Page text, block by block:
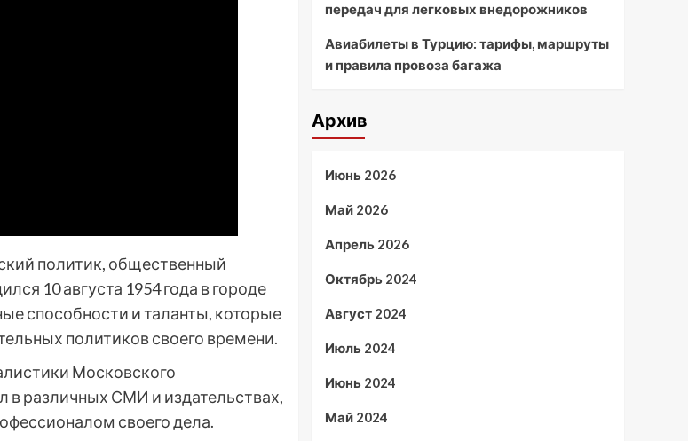
политик, общественный
10 августа 1954 года в городе
способности и таланты, которые
политиков своего времени.
Московского
в различных СМИ и издательствах,
своего дела.
передач для легковых внедорожников
Авиабилеты в Турцию: тарифы, маршруты
и правила провоза багажа
Архив
Июнь 2026
Май 2026
Апрель 2026
Октябрь 2024
Август 2024
Июль 2024
Июнь 2024
Май 2024